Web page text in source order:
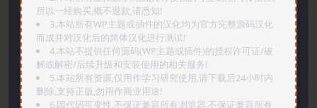
所以一经购买,概不退款,请悉知!
3.本站所有WP主题或插件的汉化均为官方完整源码汉化
而成并对汉化后的简体汉化进行测试!
4.本站不提供任何源码(WP主题或插件)的授权许可证/破
解或解密/后续升级和安装使用的相关服务!
5.本站所有资源,仅用作学习研究使用,请下载后24小时内
删除,支持正版,勿用作商业用途!
6.因代码可变性,不保证兼容所有浏览器.不保证兼容所有